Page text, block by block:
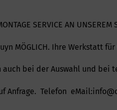
SERVICE AN UNSEREM
MÖGLICH. Ihre Werkstatt
auch bei der Auswahl und
Anfrage. Telefon